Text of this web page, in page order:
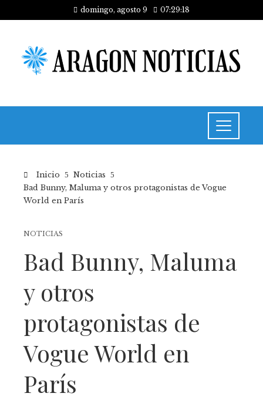
domingo, agosto 9 07:29:18
Inicio
Noticias
Bad Bunny, Maluma y otros protagonistas de Vogue
World en París
NOTICIAS
Bad Bunny, Maluma
y otros
protagonistas de
Vogue World en
París